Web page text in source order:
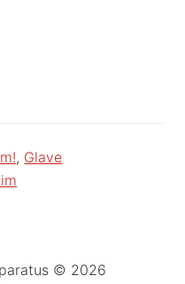
, Glave
© 2026